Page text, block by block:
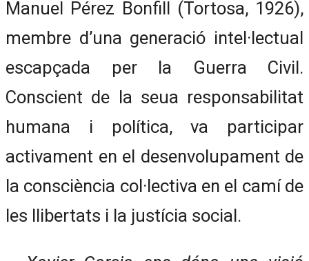
Manuel Pérez Bonfill (Tortosa, 1926),
membre d’una generació intel·lectual
escapçada per la Guerra Civil.
Conscient de la seua responsabilitat
humana i política, va participar
activament en el desenvolupament de
la consciència col·lectiva en el camí de
les llibertats i la justícia social.